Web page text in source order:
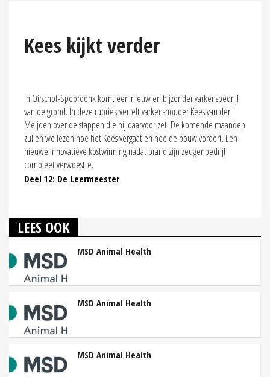
Kees kijkt verder
In Oirschot-Spoordonk komt een nieuw en bijzonder varkensbedrijf
van de grond. In deze rubriek vertelt varkenshouder Kees van der
Meijden over de stappen die hij daarvoor zet. De komende maanden
zullen we lezen hoe het Kees vergaat en hoe de bouw vordert. Een
nieuwe innovatieve kostwinning nadat brand zijn zeugenbedrijf
compleet verwoestte.
Deel 12: De Leermeester
LEES OOK
MSD Animal Health
MSD Animal Health
MSD Animal Health